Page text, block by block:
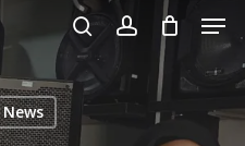
account
Close
Menu